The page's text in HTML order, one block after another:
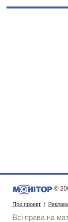
©
Про проект |
Всі права на